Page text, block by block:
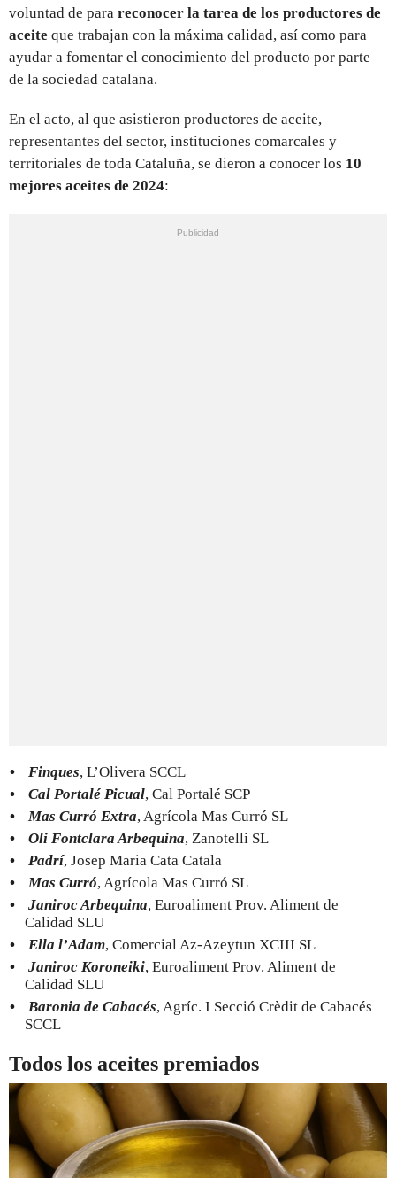
voluntad de para reconocer la tarea de los productores de
aceite que trabajan con la máxima calidad, así como para
ayudar a fomentar el conocimiento del producto por parte
de la sociedad catalana.
En el acto, al que asistieron productores de aceite,
representantes del sector, instituciones comarcales y
territoriales de toda Cataluña, se dieron a conocer los 10
mejores aceites de 2024:
Finques, L’Olivera SCCL
Cal Portalé Picual, Cal Portalé SCP
Mas Curró Extra, Agrícola Mas Curró SL
Oli Fontclara Arbequina, Zanotelli SL
Padrí, Josep Maria Cata Catala
Mas Curró, Agrícola Mas Curró SL
Janiroc Arbequina, Euroaliment Prov. Aliment de
Calidad SLU
Ella l’Adam, Comercial Az-Azeytun XCIII SL
Janiroc Koroneiki, Euroaliment Prov. Aliment de
Calidad SLU
Baronia de Cabacés, Agríc. I Secció Crèdit de Cabacés
SCCL
Todos los aceites premiados